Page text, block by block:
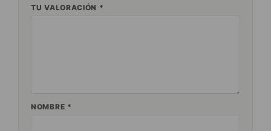
TU VALORACIÓN *
NOMBRE *